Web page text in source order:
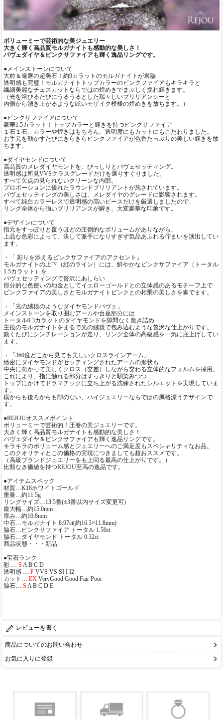
ボリューミーで芸術的な美ジュエリー
大きく輝く高品質モルガナイトも感動的な美しさ！
パヴェダイヤ＆ピンクサファイアも輝く逸品リングです。
●メインストーンについて
大粒＆厳選の超美石！約9カラットのモルガナイトが君臨
透明感も完璧！モルガナイトトップカラーのピンクファイアもキラキラと
繊細美麗なチェスカットならではの煌めきでまぶしく揺れ輝きます。
（光を浴びるたびにうるうるとした瑞々しいブリリアンシーと
内側から湧き上がるような眩いモザイク模様の煌めきを放ちます。）
●ピンクサファイアについて
豪華1.5カラット！トップカラーと輝きを持つピンクサファイア
１石１石、カラーや煌きはもちろん、透明度にもカットにもこだわりました。
お手元を動かすたびにきらきらピンクファイアが色香たっぷりの美しい輝きを放
ちます。
●ダイヤモンドについて
高品質のメレダイヤモンドを、びっしりとパヴェセッティング。
透明感は所見VVSクラスグレードだけを選りすぐりました。
すべて欠点の見られないクリーンな内部。
プロポーションに優れたラウンドブリリアントが施されています。
パヴェセッティングの美しさは、メレダイヤのグレードに影響されます。
すべて純白カラーレスで透明感の高いピースだけを厳選しましたので、
リング全体から強いブリリアンスが瞬き、大変豪華な印象です。
●デザインについて
指元をすっぽりと覆うほどの圧倒的なボリュームがありながら、
上品な色彩によって、決して派手になりすぎず気品あふれる佇まいを演出してい
ます。
・「 彩りを添えるピンクサファイアのアクセント」
モルガナイトの上下（縦のライン）には、鮮やかなピンクサファイア（トータル
1.5カラット）を
パヴェセッティングで贅沢にあしらい
部分的な色使いの地金としてイエローゴールドとの立体感のあるモチーフ上で
ピンクファイアの美しさとモルガナイトピンクとの相乗の美しさを奏でます。
・「光の絨毯のようなダイヤモンドパヴェ」
メインストーンを取り囲むアームや台座部分には
トータル0.3カラットのダイヤモンドを隙間なく敷き詰め
主役のモルガナイトをまるで光の絨毯で包み込むような贅沢な仕上がりです。
動くたびにシンチレーションが走り、リング全体の高級感を一気に底上げしてい
ます。
・「360度どこから見ても美しいクロスラインアーム」
緻密にダイヤモンドがセッティングされたアームの形状も
中央に向かって美しくクロス（交差）しながら交わる立体的なフォルムを採用。
これにより、指に触れる部分はすっきりと馴染みつつ
トップにかけてドラマチックに立ち上がる洗練されたシルエットを実現していま
す。
横からも後ろからも隙のない、ハイジュエリーならではの風格漂うデザインで
す。
●REJOUオススメポイント
ボリューミーで芸術的！圧巻の美ジュエリーです。
大きく輝く高品質モルガナイトも感動的な美しさ！
パヴェダイヤ＆ピンクサファイアも輝く逸品リングです。
キラキラのボリューム感とジュエリーへのご満足度もスペシャリティなお品。
このクオリティとこの価格の実現につきましても超おススメです。
（高級ブランドジュエリーをも上回る最高の仕上がりです。）
比類なき価値を持つREJOU至高の逸品です。
●アイテムスペック
材質…K18ホワイトゴールド
重量…約11.5g
リングサイズ…13.5番(±3番以内サイズ変更可)
最大幅…約15.0mm
厚み…約10.8mm
中石…モルガナイト 8.97ct(約16.3×11.8mm)
脇石…ピンクサファイア トータル 1.50ct
脇石…ダイヤモンド トータル 0.32ct
商品状態・・・新品
●宝石ランク
彩 … S A B C D
透明感 … F VVS VS SI I I2
カット… EX VeryGood Good Fair Poor
脇石… S A B C D E
レビューを書く
商品についてのお問い合わせ
お気に入りに登録